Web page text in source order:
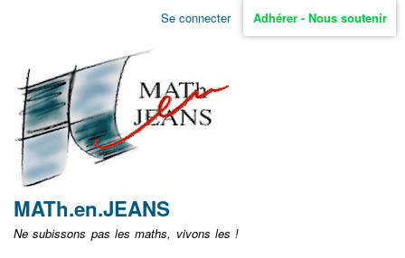
Aller
non
identifié
Se connecter Adhérer - Nous soutenir
MATh.en.JEANS
Ne subissons pas les maths, vivons les !